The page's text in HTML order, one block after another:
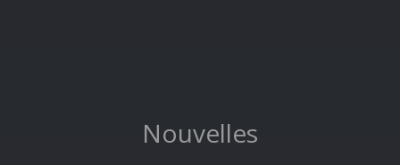
Nouvelles